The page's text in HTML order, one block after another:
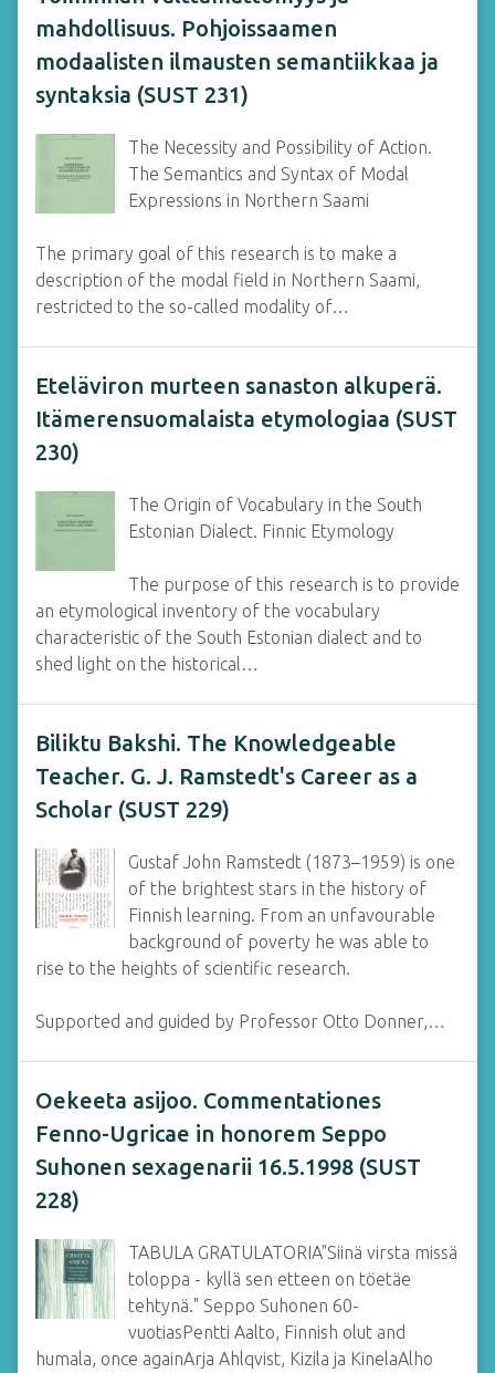
mahdollisuus. Pohjoissaamen
modaalisten ilmausten semantiikkaa ja
syntaksia (SUST 231)
The Necessity and Possibility of Action.
The Semantics and Syntax of Modal
Expressions in Northern Saami
The primary goal of this research is to make a
description of the modal field in Northern Saami,
restricted to the so-called modality of…
Eteläviron murteen sanaston alkuperä.
Itämerensuomalaista etymologiaa (SUST
230)
The Origin of Vocabulary in the South
Estonian Dialect. Finnic Etymology
The purpose of this research is to provide
an etymological inventory of the vocabulary
characteristic of the South Estonian dialect and to
shed light on the historical…
Biliktu Bakshi. The Knowledgeable
Teacher. G. J. Ramstedt's Career as a
Scholar (SUST 229)
Gustaf John Ramstedt (1873–1959) is one
of the brightest stars in the history of
Finnish learning. From an unfavourable
background of poverty he was able to
rise to the heights of scientific research.
Supported and guided by Professor Otto Donner,…
Oekeeta asijoo. Commentationes
Fenno-Ugricae in honorem Seppo
Suhonen sexagenarii 16.5.1998 (SUST
228)
TABULA GRATULATORIA"Siinä virsta missä
toloppa - kyllä sen etteen on töetäe
tehtynä." Seppo Suhonen 60-
vuotiasPentti Aalto, Finnish olut and
humala, once againArja Ahlqvist, Kizila ja KinelaAlho